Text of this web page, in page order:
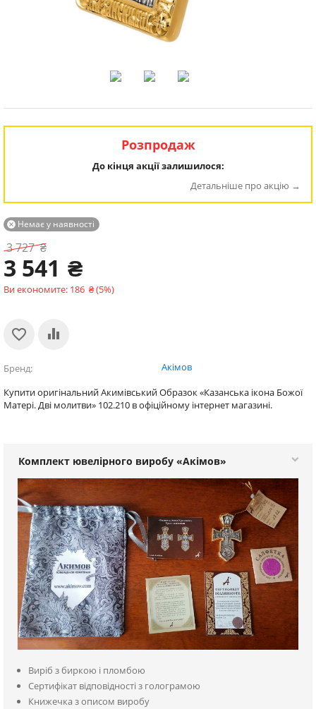
Розпродаж
До кінця акції залишилося:
Детальніше про акцію
Немає у наявності

3 727₴
3 541 ₴
Ви економите: 186 ₴(5%)
Бренд Акімов
Купити оригінальний Акимівський Образок «Казанська ікона Божої
Матері. Дві молитви» 102.210 в офіційному інтернет магазині.
Комплект ювелірного виробу «Акімов»
Виріб з биркою і пломбою
Сертифікат відповідності з голограмою
Книжечка з описом виробу